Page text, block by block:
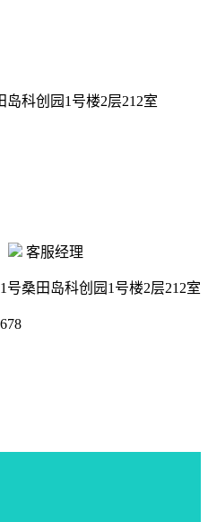
科创园1号楼2层212室
客服经理
号桑田岛科创园1号楼2层212室